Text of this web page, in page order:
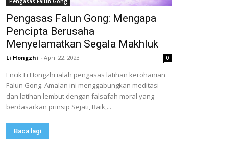
Pengasas Falun Gong: Mengapa
Pencipta Berusaha
Menyelamatkan Segala Makhluk
Li Hongzhi - April 22, 2023 0
Encik Li Hongzhi ialah pengasas latihan kerohanian
Falun Gong. Amalan ini menggabungkan meditasi
dan latihan lembut dengan falsafah moral yang
berdasarkan prinsip Sejati, Baik,...
Baca lagi